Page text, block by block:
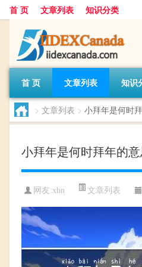
首 页 文章列表 知识分类
首 页 文章列表 知识
> 文章列表 > 小拜年是何时
小拜年是何时拜年的
网友:xbn 文章列表